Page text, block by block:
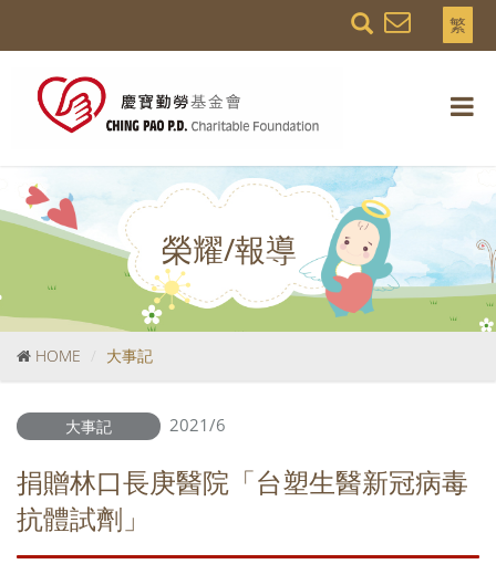
繁
榮耀/報導
HOME 大事記
大事記 2021/6
捐贈林口長庚醫院「台塑生醫新冠病毒
抗體試劑」